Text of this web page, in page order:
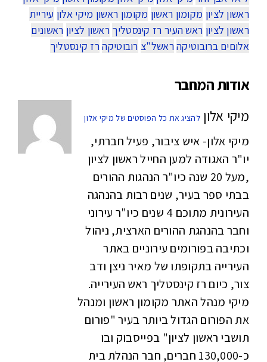
ראשון לציון מקומון ראשון מקומון ראשון מיקי אלון עיריית
ראשון לציון ראש העיר רז קינסטליך ראשון לציון ראשונים
אלוםים ברובוטיקה ראשל"צ רובוטיקה רז קינסטליך
אודות המחבר
מיקי אלון להציג את כל הפוסטים של מיקי אלון
מיקי אלון- איש ציבור, פעיל חברתי,
יו"ר האגודה למען החייל ראשון לציון
,מעל 20 שנה כיו"ר הנהגות ההורים
בבתי ספר בעיר, שנים רבות בהנהגה
העירונית מתוכם 4 שנים כיו"ר עירוני
וחבר בהנהגת ההורים הארצית, ניהול
וכתיבה בפורומים עירוניים באתר
העירייה בתקופתו של מאיר ניצן ודב
צור, כיום רז קינסטליך ראש העירייה.
מיקי מנהל האתר מקומון ראשון ומנהל
את הפורום הגדול ביותר בעיר "פורום
תושבי ראשון לציון" בפייסבוק ובו
כ-130,000 חברים, חבר הנהלת בית